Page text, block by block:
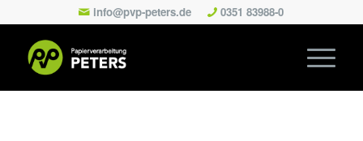
info@pvp-peters.de 0351 83988-0